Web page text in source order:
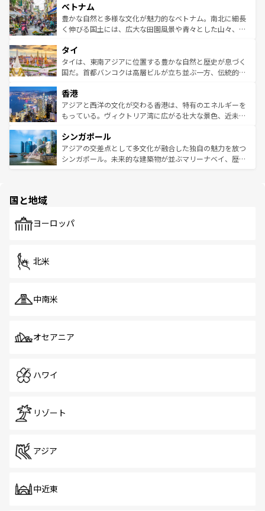
参照してほしい。
容にもいいと評判のスイーツなど、バラエティ豊かな料理
が味わえる。 なお、新着の台湾情報は コンテンツ一覧を参
照してほしい。
き、地方に足を延ばせば四季折々の自然美を楽しむことが
できる。そして、キムチや焼肉、絶品のストリートフード
まで、さまざまな韓国料理が待っている。夜には、韓国な
リティに包まれながら、韓国の多彩な魅力を心ゆくまで味
わってみてほしい。 なお、新着の韓国情報はコンテンツ一
覧を参照してほしい。
ベトナム
豊かな自然と多様な文化が魅力的なベトナム。南北に細長
く伸びる国土には、広大な田園風景や青々とした山々、世
急速な発展と共に伝統が息づく。ハノイの古い町並みやホ
ーチミン市のフランス統治時代の建物も、独特の雰囲気を
醸し出している。また、バラエティの豊かさとおいしさで
とつ。フォーやバインミー、ベトナムコーヒーなどは、ぜ
ひ現地で味わいたい。どの地域を訪れてもあたたかい人々
が旅行者を迎えてくれるので、きっと忘れられない旅にな
参照してほしい。
タイ
タイは、東南アジアに位置する豊かな自然と歴史が息づく
国だ。首都バンコクは高層ビルが立ち並ぶ一方、伝統的な
の活気が交差している。北部ではチェンマイなどの山岳地
帯で自然と触れ合い、南部ではプーケットやクラビの美し
いビーチでリゾート気分を楽しむことができる。タイ料理
激する。気候は一年中温暖で、どの季節にも異なる楽しみ
が待っている。親しみやすいタイの人々、仏教を中心とし
た文化、そして多様な観光資源が、訪れる旅人を魅了し続
香港
アジアと西洋の文化が交わる香港は、特有のエネルギーを
もっている。ヴィクトリア湾に広がる壮大な景色、近未来
み、どこを訪れても感動するはず。観光スポットが密集し
ており、効率よく見どころを回れるのも魅力。息をのむよ
うな絶景から文化的な体験まで、香港を存分に楽しみ尽く
シンガポール
アジアの交差点として多文化が融合した独自の魅力を放つ
シンガポール。未来的な建築物が並ぶマリーナベイ、歴史
で、ホーカーズは地元の風情を楽しめる外せないスポット
国と地域
ヨーロッパ
北米
中南米
オセアニア
ハワイ
リゾート
アジア
中近東